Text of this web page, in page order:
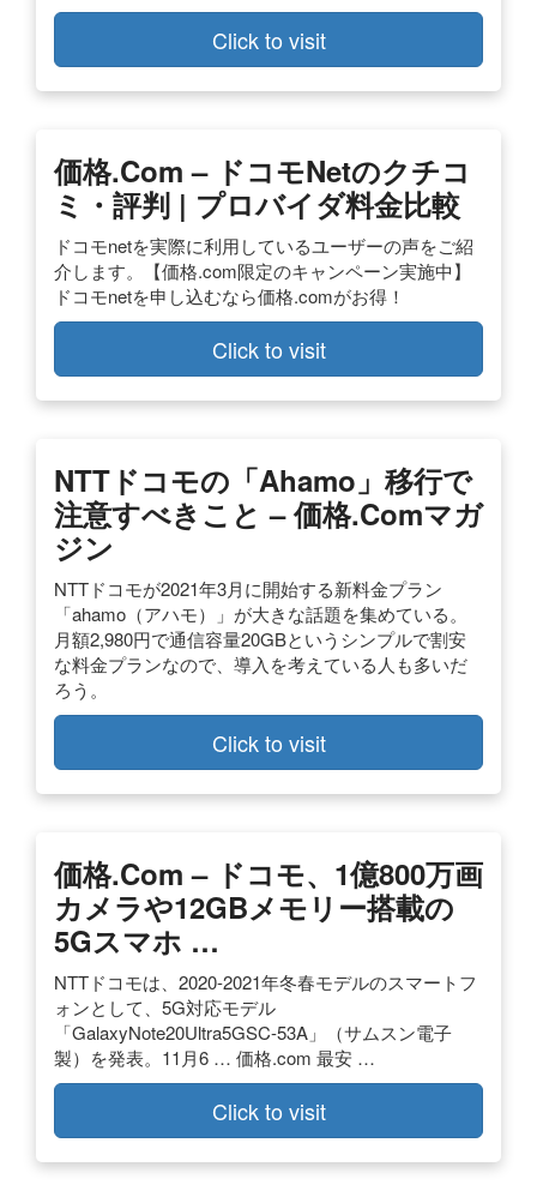
Click to visit
価格.com – ドコモnetのクチコ
ミ・評判 | プロバイダ料金比較
ドコモnetを実際に利用しているユーザーの声をご紹
介します。【価格.com限定のキャンペーン実施中】
ドコモnetを申し込むなら価格.comがお得！
Click to visit
NTTドコモの「ahamo」移行で
注意すべきこと – 価格.comマガ
ジン
NTTドコモが2021年3月に開始する新料金プラン
「ahamo（アハモ）」が大きな話題を集めている。
月額2,980円で通信容量20GBというシンプルで割安
な料金プランなので、導入を考えている人も多いだ
ろう。
Click to visit
価格.com – ドコモ、1億800万画
カメラや12GBメモリー搭載の
5Gスマホ …
NTTドコモは、2020-2021年冬春モデルのスマートフ
ォンとして、5G対応モデル
「GalaxyNote20Ultra5GSC-53A」（サムスン電子
製）を発表。11月6 … 価格.com 最安 …
Click to visit